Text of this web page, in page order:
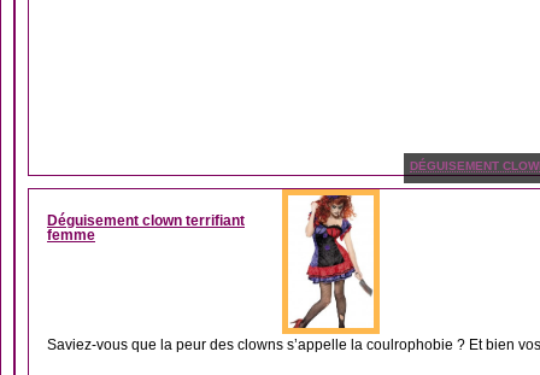
DÉGUISEMENT
Déguisement clown terrifiant
femme
Saviez-vous que la peur des clowns s’appelle la coulrophobie ? Et bien